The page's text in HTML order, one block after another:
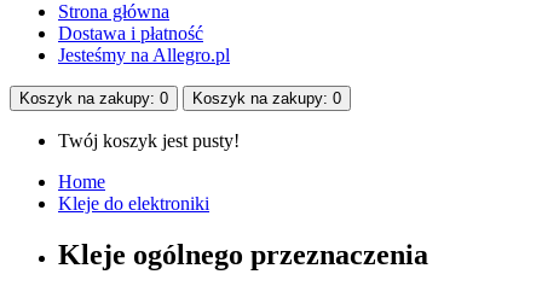
Strona główna
Dostawa i płatność
Jesteśmy na Allegro.pl
Koszyk nazakupy: 0 Koszyk nazakupy: 0
Twój koszyk jest pusty!
Home
Kleje do elektroniki
Kleje ogólnego przeznaczenia